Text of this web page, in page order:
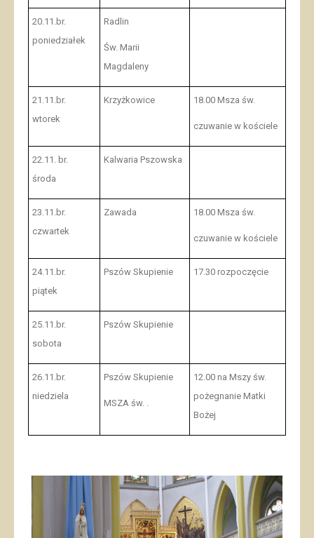
20.11.br.
poniedziałek
Radlin
Św. Marii
Magdaleny
21.11.br.
wtorek
Krzyżkowice 18.00 Msza św.
czuwanie w kościele
22.11. br.
środa
Kalwaria Pszowska
23.11.br.
czwartek
Zawada 18.00 Msza św.
czuwanie w kościele
24.11.br.
piątek
Pszów Skupienie 17.30 rozpoczęcie
25.11.br.
sobota
Pszów Skupienie
26.11.br.
niedziela
Pszów Skupienie
MSZA św. .
12.00 na Mszy św.
pożegnanie Matki
Bożej